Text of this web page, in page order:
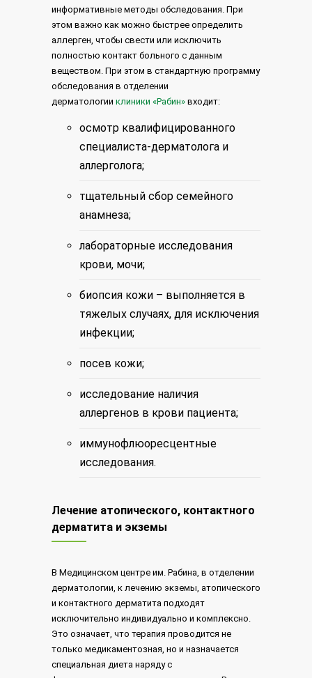
информативные методы обследования. При
этом важно как можно быстрее определить
аллерген, чтобы свести или исключить
полностью контакт больного с данным
веществом. При этом в стандартную программу
обследования в отделении
дерматологии клиники «Рабин» входит:
осмотр квалифицированного
специалиста-дерматолога и
аллерголога;
тщательный сбор семейного
анамнеза;
лабораторные исследования
крови, мочи;
биопсия кожи – выполняется в
тяжелых случаях, для исключения
инфекции;
посев кожи;
исследование наличия
аллергенов в крови пациента;
иммунофлюоресцентные
исследования.
Лечение атопического, контактного
дерматита и экземы
В Медицинском центре им. Рабина, в отделении
дерматологии, к лечению экземы, атопического
и контактного дерматита подходят
исключительно индивидуально и комплексно.
Это означает, что терапия проводится не
только медикаментозная, но и назначается
специальная диета наряду с